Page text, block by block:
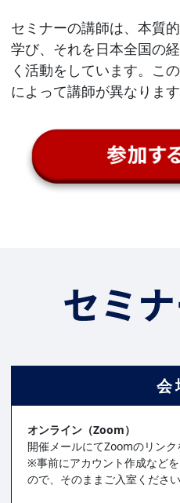
セミナーの講師は、本質
学び、それを日本全国の
く活動をしています。こ
によって講師が異なります
会
オンライン（Zoom）
開催メールにてZoomのリンク
※事前にアカウント作成など
ので、そのままご入室ください